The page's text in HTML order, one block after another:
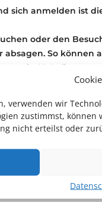
verwenden wir
zustimmst,
nicht erteilst oder
sich anmelden ist
oder den
So können
sind häufig
Tag vor der
in ihrem